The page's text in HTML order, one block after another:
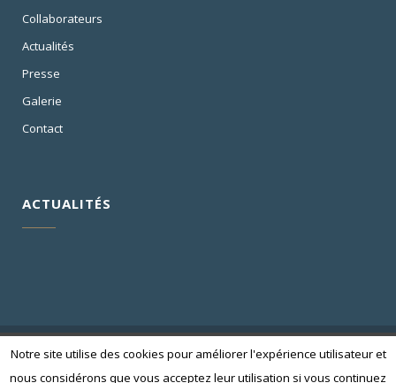
Collaborateurs
Actualités
Presse
Galerie
Contact
ACTUALITÉS
©BOB&CO-Mentions Légales
Notre site utilise des cookies pour améliorer l'expérience utilisateur et
nous considérons que vous acceptez leur utilisation si vous continuez